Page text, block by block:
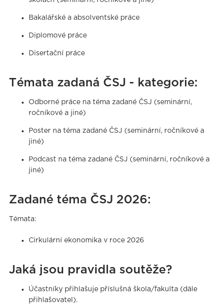
Bakalářské a absolventské práce
Diplomové práce
Disertační práce
Témata zadaná ČSJ - kategorie:
Odborné práce na téma zadané ČSJ (seminární,
ročníkové a jiné)
Poster na téma zadané ČSJ (seminární, ročníkové a
jiné)
Podcast na téma zadané ČSJ (seminární, ročníkové a
jiné)
Zadané téma ČSJ 2026:
Témata:
Cirkulární ekonomika v roce 2026
Jaká jsou pravidla soutěže?
Účastníky přihlašuje příslušná škola/fakulta (dále
přihlašovatel).